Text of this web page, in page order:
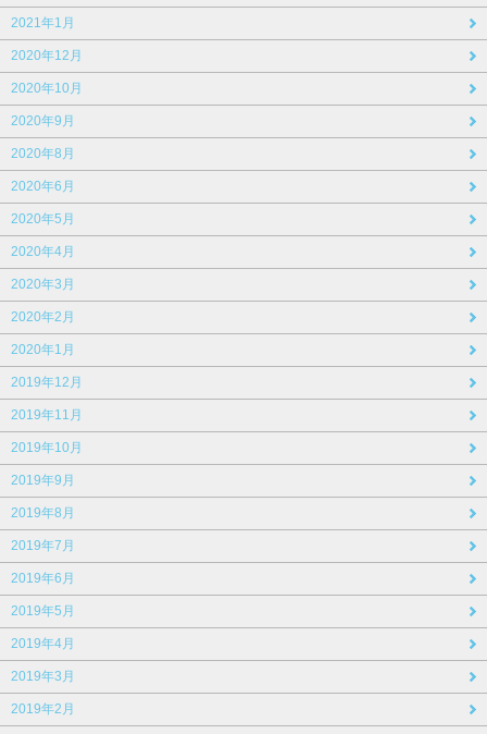
2021年1月
2020年12月
2020年10月
2020年9月
2020年8月
2020年6月
2020年5月
2020年4月
2020年3月
2020年2月
2020年1月
2019年12月
2019年11月
2019年10月
2019年9月
2019年8月
2019年7月
2019年6月
2019年5月
2019年4月
2019年3月
2019年2月